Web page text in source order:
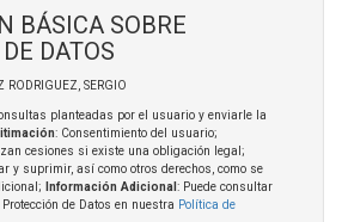
BÁSICA SOBRE
DATOS
RODRIGUEZ, SERGIO
planteadas por el usuario y enviarle la
: Consentimiento del usuario;
cesiones si existe una obligación legal;
y suprimir, así como otros derechos, como se
Información Adicional : Puede consultar
de Datos en nuestra Política de